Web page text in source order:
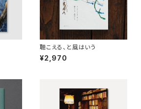
聴こえる、と風はいう
¥2,970